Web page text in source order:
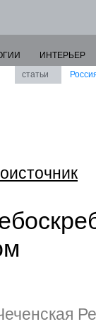
ИНТЕРЬЕР
статьи